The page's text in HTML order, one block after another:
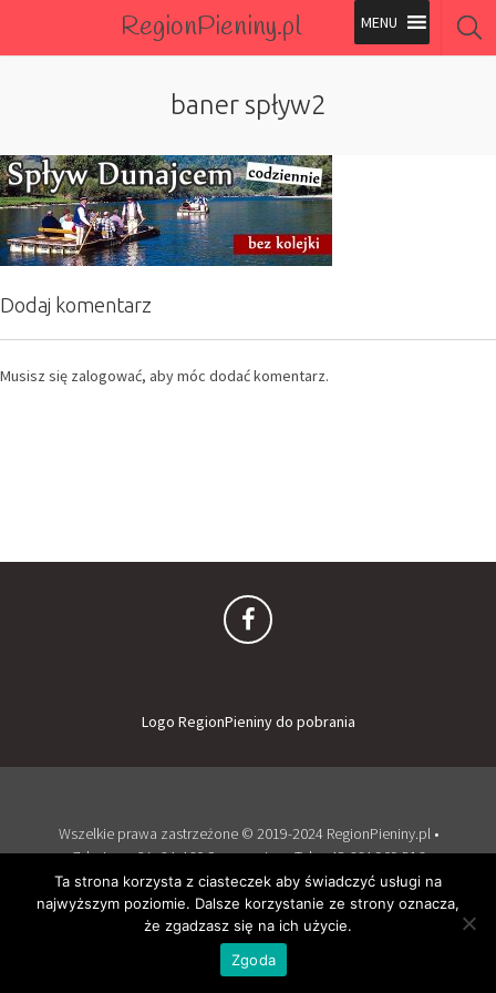
RegionPieniny.pl
Wszystkie Obiekty
baner spływ2
Dodaj komentarz
Musisz się zalogować, aby móc dodać komentarz.
Logo RegionPieniny do pobrania
Wszelkie prawa zastrzeżone © 2019-2024 RegionPieniny.pl •
Zdrojowa 2A, 34-460 Szczawnica • Tel: + 48 664 909 516
Zaloguj
Dodaj obiekt
Wspierany przez WordPress iListablebyPixelGrade.
Ta strona korzysta z ciasteczek aby świadczyć usługi na
najwyższym poziomie. Dalsze korzystanie ze strony oznacza,
że zgadzasz się na ich użycie.
Zgoda